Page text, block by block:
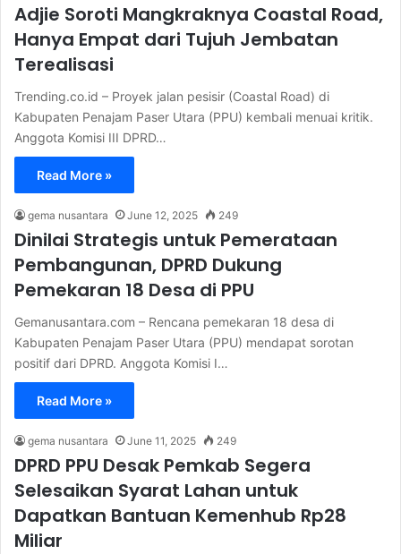
Adjie Soroti Mangkraknya Coastal Road,
Hanya Empat dari Tujuh Jembatan
Terealisasi
Trending.co.id – Proyek jalan pesisir (Coastal Road) di
Kabupaten Penajam Paser Utara (PPU) kembali menuai kritik.
Anggota Komisi III DPRD…
Read More »
gema nusantara June 12, 2025 249
Dinilai Strategis untuk Pemerataan
Pembangunan, DPRD Dukung
Pemekaran 18 Desa di PPU
Gemanusantara.com – Rencana pemekaran 18 desa di
Kabupaten Penajam Paser Utara (PPU) mendapat sorotan
positif dari DPRD. Anggota Komisi I…
Read More »
gema nusantara June 11, 2025 249
DPRD PPU Desak Pemkab Segera
Selesaikan Syarat Lahan untuk
Dapatkan Bantuan Kemenhub Rp28
Miliar